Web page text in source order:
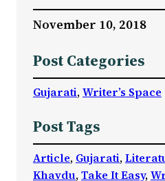
November 10, 2018
Post Categories
Gujarati, Writer’s Space
Post Tags
Article, Gujarati,
Khavdu, Take It Easy,